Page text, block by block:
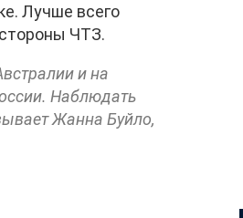
Лучше всего
ЧТЗ.
и на
Наблюдать
Жанна Буйло,